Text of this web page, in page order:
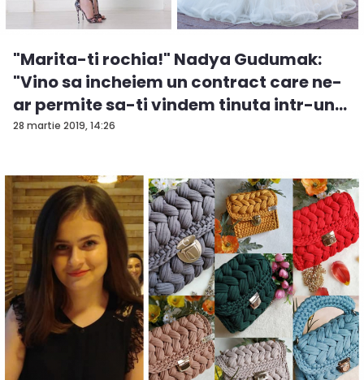
28 martie 2019, 14:26
"Marita-ti rochia!" Nadya Gudumak:
"Vino sa incheiem un contract care ne-
ar permite sa-ti vindem tinuta intr-un
t...